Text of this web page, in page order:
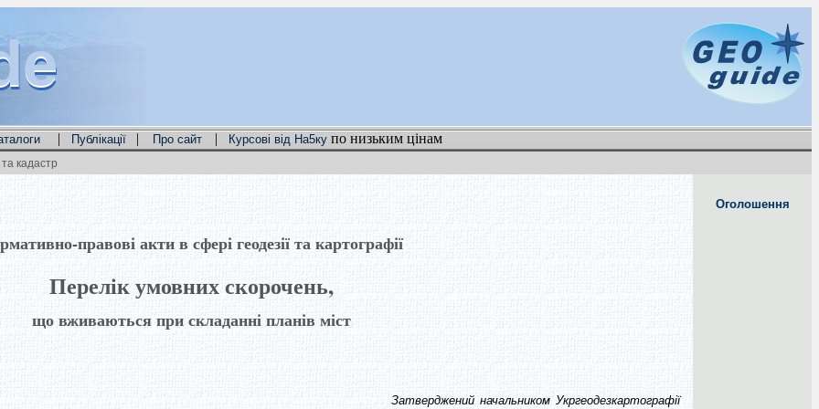
| Публікації | Про сайт | Курсові від На5ку по низьким цінам
кадастр
правові акти в сфері геодезії та картографії
Перелік умовних скорочень,
що вживаються при складанні планів міст
Затверджений начальником Укргеодезкартографії
Оголошення